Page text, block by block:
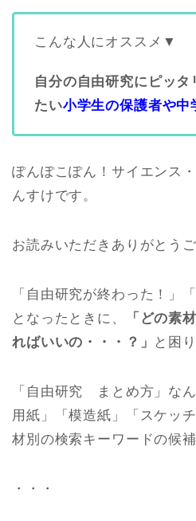
こんな人にオススメ▼
自分の自由研究にピッタ
たい小学生の保護者や中
ぽんぽこぽん！サイエンス
んすけです。
お読みいただきありがとうご
「自由研究が終わった！」
となったときに、
「どの素
ればいいの・・・？」
と困
「自由研究 まとめ方」な
用紙」「模造紙」「スケッ
材別の検索キーワードの候補
・・・